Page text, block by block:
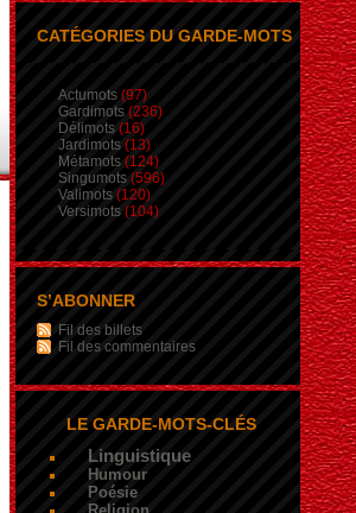
CATÉGORIES DU GARDE-MOTS
Actumots (97)
Gardimots (236)
Délimots (16)
Jardimots (13)
Métamots (124)
Singumots (596)
Valimots (120)
Versimots (104)
S’ABONNER
Fil des billets
Fil des commentaires
LE GARDE-MOTS-CLÉS
Linguistique
Humour
Poésie